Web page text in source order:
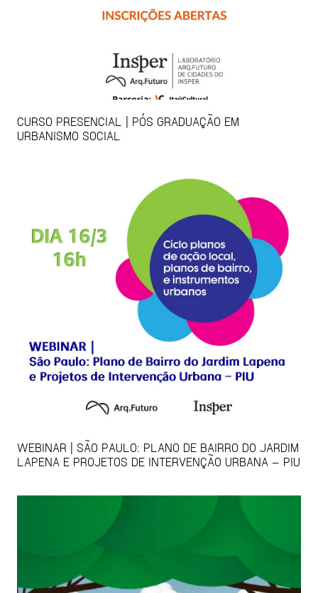
CURSO PRESENCIAL | PÓS GRADUAÇÃO EM
URBANISMO SOCIAL
WEBINAR | SÃO PAULO: PLANO DE BAIRRO DO JARDIM
LAPENA E PROJETOS DE INTERVENÇÃO URBANA – PIU